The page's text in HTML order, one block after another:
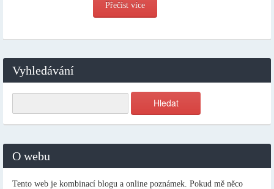
Přečíst více
Vyhledávání
O webu
Tento web je kombinací blogu a online poznámek. Pokud mě něco